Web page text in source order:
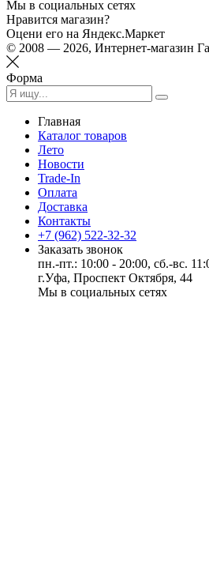
Мы в социальных сетях
Нравится магазин?
Оцени его на Яндекс.Маркет
© 2008 — 2026, Интернет-магазин
Форма
Главная
Каталог товаров
Лето
Новости
Trade-In
Оплата
Доставка
Контакты
+7 (962) 522-32-32
Заказать звонок
пн.-пт.: 10:00 - 20:00, сб.-вс.
г.Уфа, Проспект Октября, 44
Мы в социальных сетях